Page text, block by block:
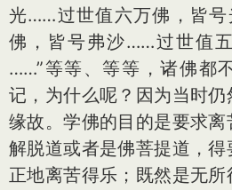
光……过世值六万佛，皆
佛，皆号弗沙……过世值
……”等等、等等，诸佛都
记，为什么呢？因为当时
缘故。学佛的目的是要求
解脱道或者是佛菩提道，
正地离苦得乐；既然是无